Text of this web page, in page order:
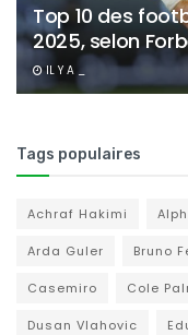
Top 10 des
2025, selon
IL Y A _
Tags populaires
Achraf Hakimi
Arda Guler Bruno
Casemiro Cole
Dusan Vlahovic